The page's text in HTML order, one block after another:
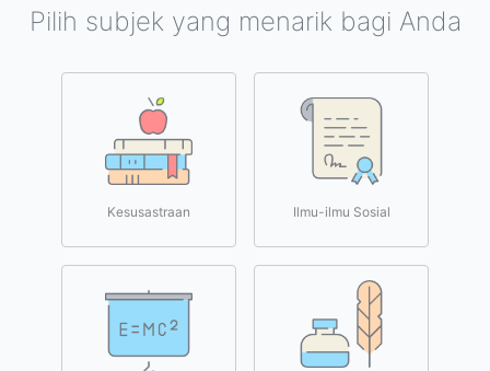
Pilih subjek yang menarik bagi Anda
Kesusastraan Ilmu-ilmu Sosial